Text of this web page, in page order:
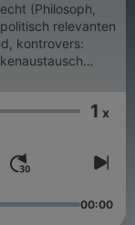
(Philosoph,
relevanten
kontrovers:
aber nicht
Raßbach,
Henning
1 x
00:00